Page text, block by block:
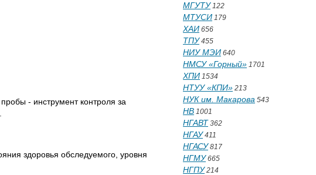
- инструмент контроля за
здоровья обследуемого, уровня
МГУТУ122
МТУСИ 179
ХАИ 656
ТПУ455
НИУ МЭИ 640
НМСУ «Горный» 1701
ХПИ 1534
НТУУ «КПИ» 213
НУК им. Макарова 543
НВ 1001
НГАВТ 362
НГАУ411
НГАСУ817
НГМУ665
НГПУ214